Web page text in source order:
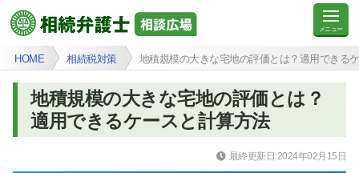
HOME 相続税対策 地積規模の大きな宅地の評価とは？適用できる
地積規模の大きな宅地の評価とは？
適用できるケースと計算方法
最終更新日:2024年02月15日